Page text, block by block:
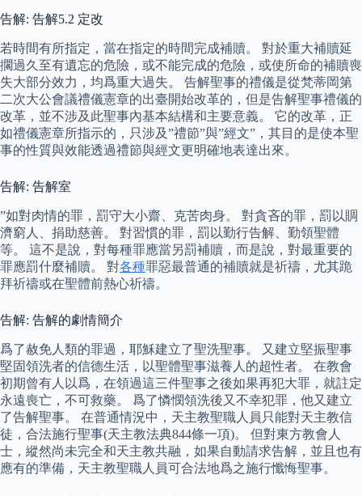
告解: 告解5.2 定改
若時間有所指定，當在指定的時間完成補贖。 對於重大補贖延
擱過久至有遺忘的危險，或不能完成的危險，或使所命的補贖喪
失大部分效力，均爲重大過失。 告解聖事的禮儀是從梵蒂岡第
二次大公會議禮儀憲章的出臺開始改革的，但是告解聖事禮儀的
改革，並不涉及此聖事內基本結構和主要意義。 它的改革，正
如禮儀憲章所指示的，只涉及”禮節”與”經文”，其目的是使本聖
事的性質與效能透過禮節與經文更明確地表達出來。
告解: 告解室
”如對肉情的罪，罰守大小齋、克苦肉身。 對貪吝的罪，罰以賙
濟窮人、捐助慈善。 對習慣的罪，罰以勤行告解、勤領聖體
等。 這不是說，對每種罪應當另罰補贖，而是說，對最重要的
罪應罰什麼補贖。 對各種罪惡最普通的補贖就是祈禱，尤其跪
拜祈禱或在聖體前熱心祈禱。
告解: 告解的劇情簡介
爲了赦免人類的罪過，耶穌建立了聖洗聖事。 又建立堅振聖事
堅固領洗者的信德生活，以聖體聖事滋養人的超性者。 在教會
初期曾有人以爲，在領過這三件聖事之後如果再犯大罪，就註定
永遠喪亡，不可救藥。 爲了憐憫領洗後又不幸犯罪，他又建立
了告解聖事。 在普通情況中，天主教聖職人員只能對天主教信
徒，合法施行聖事(天主教法典844條一項)。 但對東方教會人
士，縱然尚未完全和天主教共融，如果自動請求告解，並且也有
應有的準備，天主教聖職人員可合法地爲之施行懺悔聖事。